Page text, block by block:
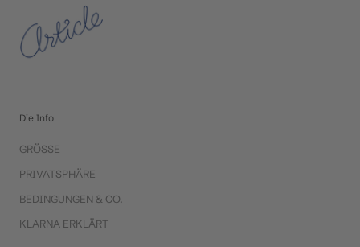
Die Info
GRÖSSE
PRIVATSPHÄRE
BEDINGUNGEN & CO.
KLARNA ERKLÄRT